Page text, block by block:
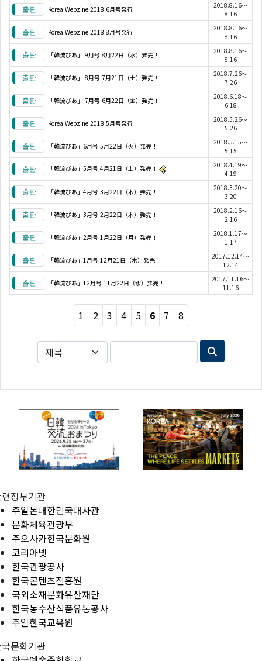
Korea Webzine 2018 6月号発行
2018.8.16～
8.16
Korea Webzine 2018 8月号発行
2018.8.16～
8.16
「韓流ぴあ」 9月号 8月22日（水）発売！
2018.8.16～
8.16
「韓流ぴあ」 8月号 7月21日（土）発売！
2018.7.26～
7.26
「韓流ぴあ」 7月号 6月22日（金）発売！
2018.6.18～
6.18
Korea Webzine 2018 5月号発行
2018.5.26～
5.26
「韓流ぴあ」6月号 5月22日（火）発売！
2018.5.15～
5.15
「韓流ぴあ」5月号 4月21日（土）発売！
2018.4.19～
4.19
「韓流ぴあ」4月号 3月22日（木）発売！
2018.3.20～
3.20
「韓流ぴあ」3月号 2月22日（木）発売！
2018.2.16～
2.16
「韓流ぴあ」2月号 1月22日（月）発売！
2018.1.17～
1.17
「韓流ぴあ」1月号 12月21日（木）発売！
2017.12.14～
12.14
「韓流ぴあ」12月号 11月22日（水）発売！
2017.11.16～
11.16
1 2 3 4 5 6 7 8
정부기관
주일본대한민국대사관
문화체육관광부
주오사카한국문화원
코리아넷
한국관광공사
한국콘텐츠진흥원
국외소재문화유산재단
한국농수산식품유통공사
주일한국교육원
문화기관